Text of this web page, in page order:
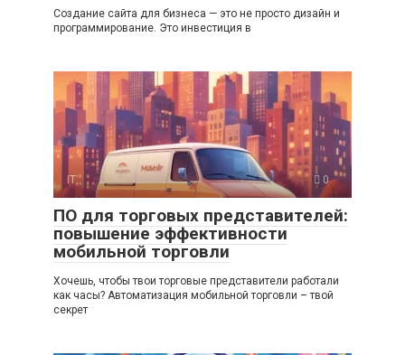
Создание сайта для бизнеса — это не просто дизайн и
программирование. Это инвестиция в
IT 0
ПО для торговых представителей:
повышение эффективности
мобильной торговли
Хочешь, чтобы твои торговые представители работали
как часы? Автоматизация мобильной торговли – твой
секрет